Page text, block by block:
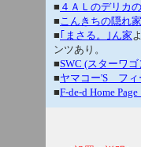
■ ４ＡＬのデリカ
■こんきちの隠れ
■｢まさる。｣ん家
ンツあり。
■SWC (スターワ
■ヤマコー'S フィ
■F-de-d Home